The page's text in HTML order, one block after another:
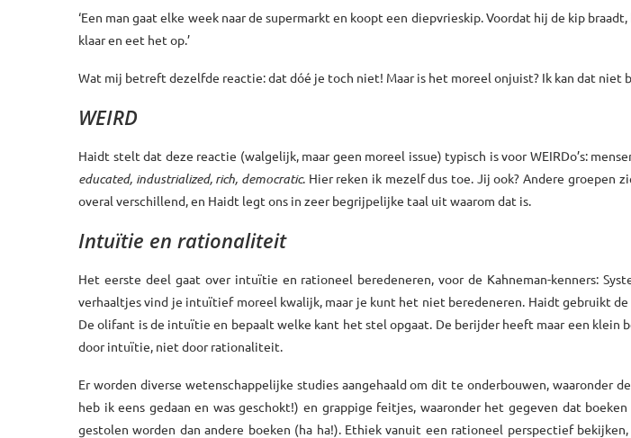
‘Een man gaat elke week naar de supermarkt en koopt een diepvrieskip. Voordat hij de kip
klaar en eet het op.’
Wat mij betreft dezelfde reactie: dat dóé je toch niet! Maar is het moreel onjuist? Ik kan dat niet
WEIRD
Haidt stelt dat deze reactie (walgelijk, maar geen moreel issue) typisch is voor WEIRDo’s:
educated, industrialized, rich, democratic. Hier reken ik mezelf dus toe. Jij ook? Andere groepen
overal verschillend, en Haidt legt ons in zeer begrijpelijke taal uit waarom dat is.
Intuïtie en rationaliteit
Het eerste deel gaat over intuïtie en rationeel beredeneren, voor de Kahneman-kenners:
verhaaltjes vind je intuïtief moreel kwalijk, maar je kunt het niet beredeneren. Haidt gebruikt
De olifant is de intuïtie en bepaalt welke kant het stel opgaat. De berijder heeft maar een
door intuïtie, niet door rationaliteit.
Er worden diverse wetenschappelijke studies aangehaald om dit te onderbouwen, waaronder
heb ik eens gedaan en was geschokt!) en grappige feitjes, waaronder het gegeven dat
gestolen worden dan andere boeken (ha ha!). Ethiek vanuit een rationeel perspectief